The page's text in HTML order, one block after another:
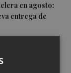
en agosto:
entrega de